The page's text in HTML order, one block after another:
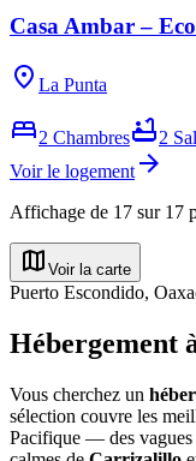
Casa Ambar –
location_on La Punta
bed2 Chambresbathtub2
Voir le logement arrow_forward
Affichage de 17 sur 17
map Voir la carte
Puerto Escondido,
Hébergement
Vous cherchez un
sélection couvre les
Pacifique — des vagues